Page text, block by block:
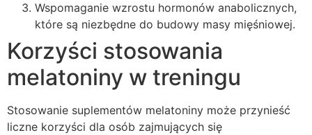
Wspomaganie wzrostu hormonów anabolicznych,
które są niezbędne do budowy masy mięśniowej.
Korzyści stosowania
melatoniny w treningu
Stosowanie suplementów melatoniny może przynieść
liczne korzyści dla osób zajmujących się